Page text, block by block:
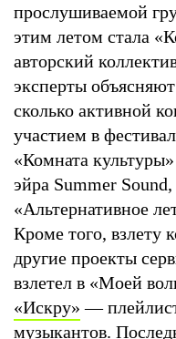
прослушиваемой
этим летом стала
авторский
эксперты
сколько активной
участием в
«Комната
эйра Summer
«Альтернативное
Кроме того, взлету
другие проекты
взлетел в «Моей
«Искру» —
музыкантов.